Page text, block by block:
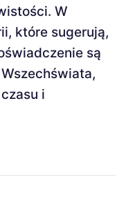
W
które sugerują,
są
i